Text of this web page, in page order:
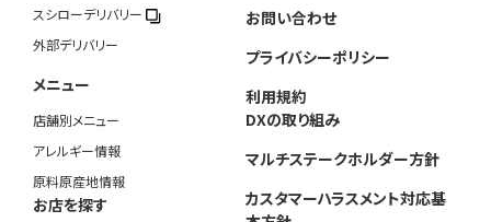
スシローデリバリー
外部デリバリー
メニュー
店舗別メニュー
アレルギー情報
原料原産地情報
お店を探す
お問い合わせ
プライバシーポリシー
利用規約
DXの取り組み
マルチステークホルダー方針
カスタマーハラスメント対応基